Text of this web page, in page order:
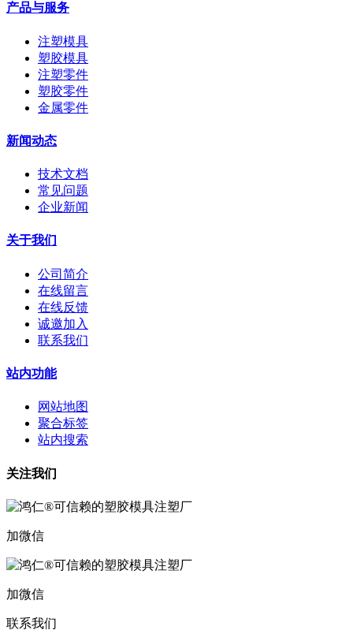
产品与服务
注塑模具
塑胶模具
注塑零件
塑胶零件
金属零件
新闻动态
技术文档
常见问题
企业新闻
关于我们
公司简介
在线留言
在线反馈
诚邀加入
联系我们
站内功能
网站地图
聚合标签
站内搜索
关注我们
加微信
加微信
联系我们